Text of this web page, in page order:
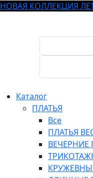
НОВАЯ КОЛЛЕКЦИЯ
Каталог
ПЛАТЬЯ
Все
ПЛАТЬЯ
ВЕЧЕРНИЕ